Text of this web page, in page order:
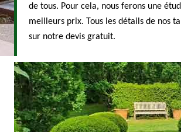
de tous. Pour cela, nous ferons une
meilleurs prix. Tous les détails de nos
sur notre devis gratuit.